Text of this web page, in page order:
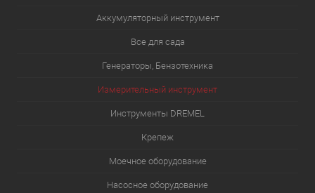
Аккумуляторный инструмент
Все для сада
Генераторы, Бензотехника
Измерительный инструмент
Инструменты DREMEL
Крепеж
Моечное оборудование
Насосное оборудование